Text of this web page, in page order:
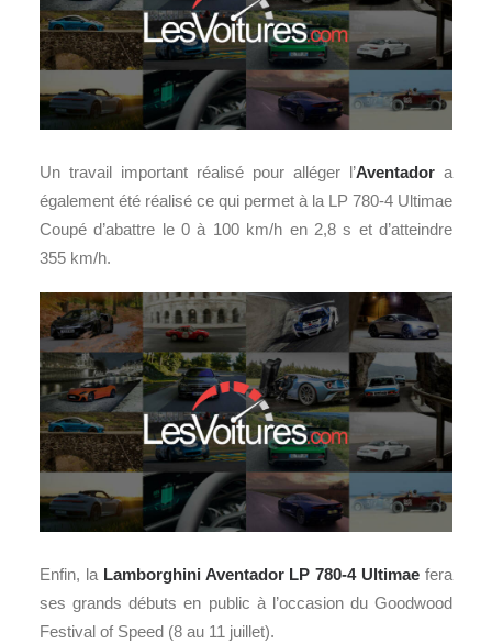
Un travail important réalisé pour alléger l’Aventador a
également été réalisé ce qui permet à la LP 780-4 Ultimae
Coupé d’abattre le 0 à 100 km/h en 2,8 s et d’atteindre
355 km/h.
Enfin, la Lamborghini Aventador LP 780-4 Ultimae fera
ses grands débuts en public à l’occasion du Goodwood
Festival of Speed (8 au 11 juillet).